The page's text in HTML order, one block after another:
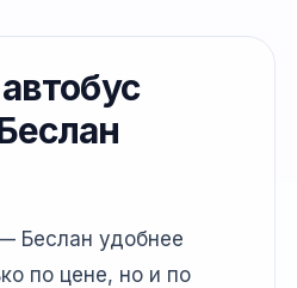
Беслан удобнее
по цене, но и по